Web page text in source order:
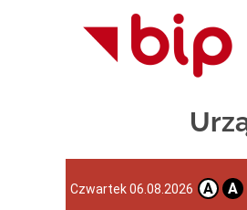
Czwartek 06.08.2026 A A